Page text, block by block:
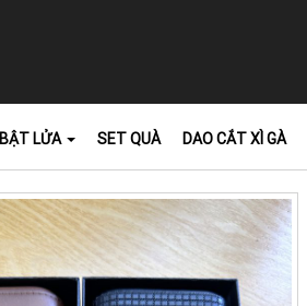
BẬT LỬA SET QUÀ DAO CẮT XÌ GÀ